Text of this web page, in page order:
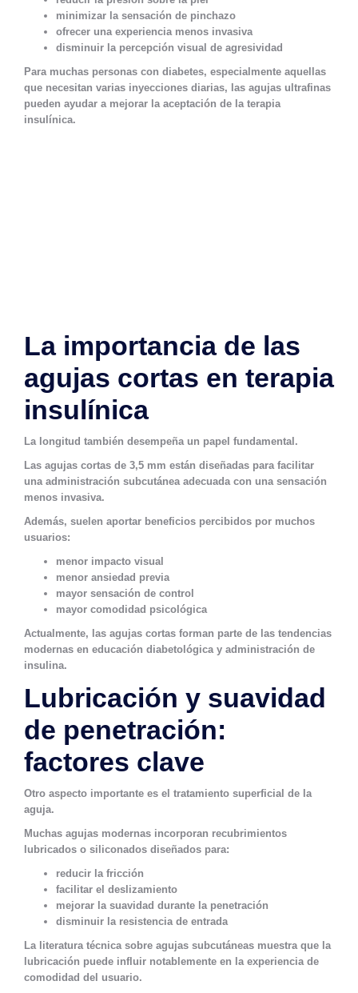
minimizar la sensación de pinchazo
ofrecer una experiencia menos invasiva
disminuir la percepción visual de agresividad
Para muchas personas con diabetes, especialmente aquellas
que necesitan varias inyecciones diarias, las agujas ultrafinas
pueden ayudar a mejorar la aceptación de la terapia
insulínica.
La importancia de las
agujas cortas en terapia
insulínica
La longitud también desempeña un papel fundamental.
Las agujas cortas de 3,5 mm están diseñadas para facilitar
una administración subcutánea adecuada con una sensación
menos invasiva.
Además, suelen aportar beneficios percibidos por muchos
usuarios:
menor impacto visual
menor ansiedad previa
mayor sensación de control
mayor comodidad psicológica
Actualmente, las agujas cortas forman parte de las tendencias
modernas en educación diabetológica y administración de
insulina.
Lubricación y suavidad
de penetración:
factores clave
Otro aspecto importante es el tratamiento superficial de la
aguja.
Muchas agujas modernas incorporan recubrimientos
lubricados o siliconados diseñados para:
reducir la fricción
facilitar el deslizamiento
mejorar la suavidad durante la penetración
disminuir la resistencia de entrada
La literatura técnica sobre agujas subcutáneas muestra que la
lubricación puede influir notablemente en la experiencia de
comodidad del usuario.